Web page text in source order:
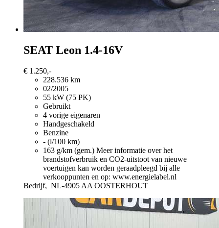
SEAT Leon 1.4-16V
€ 1.250,-
228.536 km
02/2005
55 kW (75 PK)
Gebruikt
4 vorige eigenaren
Handgeschakeld
Benzine
- (l/100 km)
163 g/km (gem.) Meer informatie over het
brandstofverbruik en CO2-uitstoot van nieuwe
voertuigen kan worden geraadpleegd bij alle
verkooppunten en op: www.energielabel.nl
Bedrijf, NL-4905 AA OOSTERHOUT